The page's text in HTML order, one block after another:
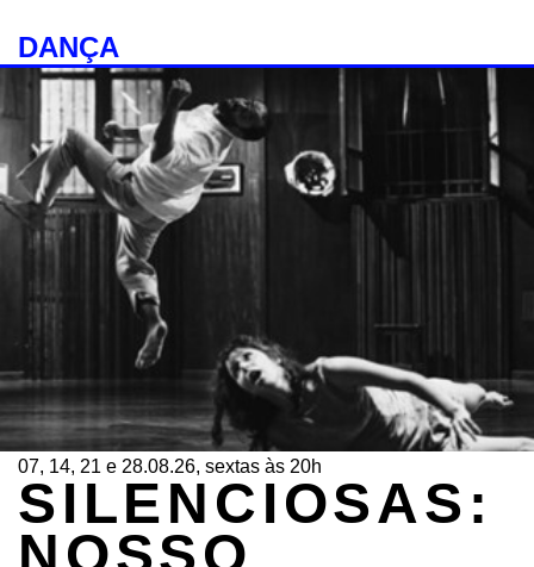
DANÇA
07, 14, 21 e 28.08.26, sextas às 20h
SILENCIOSAS:
NOSSO